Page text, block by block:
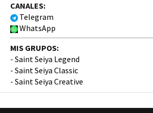
CANALES:
Telegram
WhatsApp
MIS GRUPOS:
- Saint Seiya Legend
- Saint Seiya Classic
- Saint Seiya Creative